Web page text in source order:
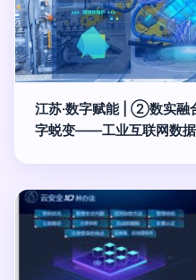
江苏·数字赋能 | ②数实融
字蜕变——工业互联网数